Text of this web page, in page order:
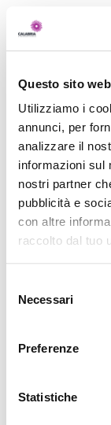
Questo sito
Utilizziamo i
annunci, per
analizzare il
informazioni sul
nostri partner
pubblicità e
con altre
raccolto dal tuo
delNecessari
Preferenze
Statistiche